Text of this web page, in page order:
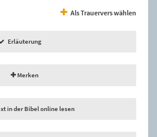
Als Trauervers wählen
Erläuterung
Merken
in der Bibel online lesen